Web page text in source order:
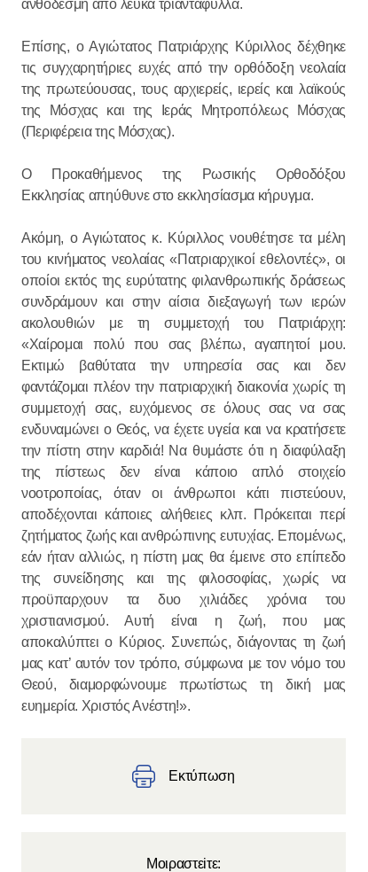
ανθοδέσμη από λευκά τριαντάφυλλα.
Επίσης, ο Αγιώτατος Πατριάρχης Κύριλλος δέχθηκε
τις συγχαρητήριες ευχές από την ορθόδοξη νεολαία
της πρωτεύουσας, τους αρχιερείς, ιερείς και λαϊκούς
της Μόσχας και της Ιεράς Μητροπόλεως Μόσχας
(Περιφέρεια της Μόσχας).
Ο Προκαθήμενος της Ρωσικής Ορθοδόξου
Εκκλησίας απηύθυνε στο εκκλησίασμα κήρυγμα.
Ακόμη, ο Αγιώτατος κ. Κύριλλος νουθέτησε τα μέλη
του κινήματος νεολαίας «Πατριαρχικοί εθελοντές», οι
οποίοι εκτός της ευρύτατης φιλανθρωπικής δράσεως
συνδράμουν και στην αίσια διεξαγωγή των ιερών
ακολουθιών με τη συμμετοχή του Πατριάρχη:
«Χαίρομαι πολύ που σας βλέπω, αγαπητοί μου.
Εκτιμώ βαθύτατα την υπηρεσία σας και δεν
φαντάζομαι πλέον την πατριαρχική διακονία χωρίς τη
συμμετοχή σας, ευχόμενος σε όλους σας να σας
ενδυναμώνει ο Θεός, να έχετε υγεία και να κρατήσετε
την πίστη στην καρδιά! Να θυμάστε ότι η διαφύλαξη
της πίστεως δεν είναι κάποιο απλό στοιχείο
νοοτροποίας, όταν οι άνθρωποι κάτι πιστεύουν,
αποδέχονται κάποιες αλήθειες κλπ. Πρόκειται περί
ζητήματος ζωής και ανθρώπινης ευτυχίας. Επομένως,
εάν ήταν αλλιώς, η πίστη μας θα έμεινε στο επίπεδο
της συνείδησης και της φιλοσοφίας, χωρίς να
προϋπαρχουν τα δυο χιλιάδες χρόνια του
χριστιανισμού. Αυτή είναι η ζωή, που μας
αποκαλύπτει ο Κύριος. Συνεπώς, διάγοντας τη ζωή
μας κατ’ αυτόν τον τρόπο, σύμφωνα με τον νόμο του
Θεού, διαμορφώνουμε πρωτίστως τη δική μας
ευημερία. Χριστός Ανέστη!».
Εκτύπωση
Μοιραστεiτε: